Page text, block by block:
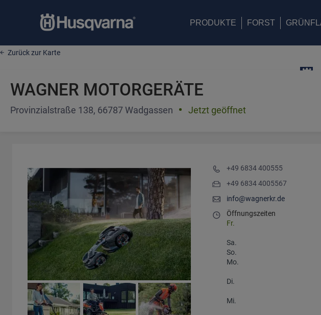
PRODUKTE FORST
Zurück zur Karte
WAGNER MOTORGERÄTE
Provinzialstraße 138, 66787 Wadgassen Jetzt geöffnet
DETAILS UND FOTOS
+49 6834 400555
+49 6834 4005567
info@wagnerkr.de
Öffnungszeiten
Fr.
Sa.
So.
Mo.
Di.
Mi.